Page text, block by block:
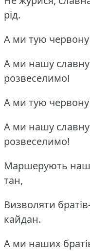
рід.
А ми тую червону
А ми нашу славну
розвеселимо!
А ми тую червону
А ми нашу славну
розвеселимо!
Маршерують
тан,
Визволяти
кайдан.
А ми наших